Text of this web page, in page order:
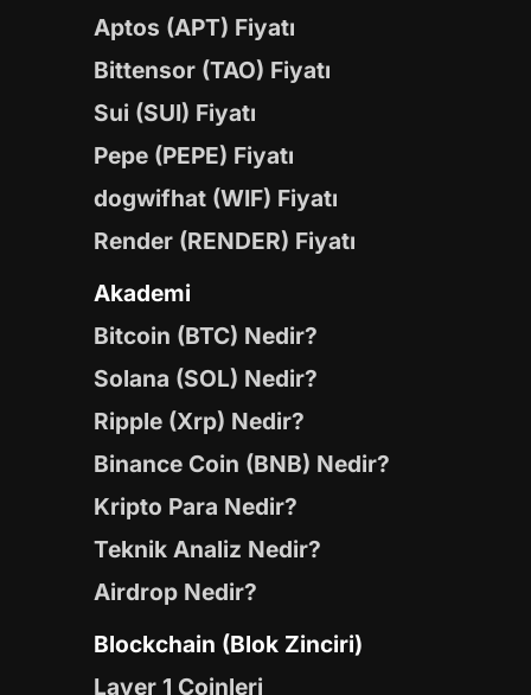
Aptos (APT) Fiyatı
Bittensor (TAO) Fiyatı
Sui (SUI) Fiyatı
Pepe (PEPE) Fiyatı
dogwifhat (WIF) Fiyatı
Render (RENDER) Fiyatı
Akademi
Bitcoin (BTC) Nedir?
Solana (SOL) Nedir?
Ripple (Xrp) Nedir?
Binance Coin (BNB) Nedir?
Kripto Para Nedir?
Teknik Analiz Nedir?
Airdrop Nedir?
Blockchain (Blok Zinciri)
Layer 1 Coinleri